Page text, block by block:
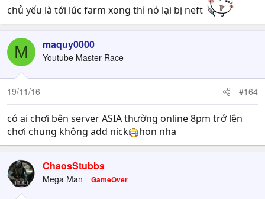
chủ yếu là tới lúc farm xong thì nó lại bị neft
M maquy0000
Youtube Master Race
19/11/16 #164
có ai chơi bên server ASIA thường online 8pm trở lên
chơi chung không add nick
hon nha
ChaosStubbs
Mega Man GameOver